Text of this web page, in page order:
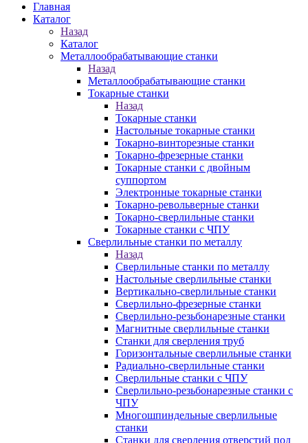
Главная
Каталог
Назад
Каталог
Металлообрабатывающие станки
Назад
Металлообрабатывающие станки
Токарные станки
Назад
Токарные станки
Настольные токарные станки
Токарно-винторезные станки
Токарно-фрезерные станки
Токарные станки с двойным
суппортом
Электронные токарные станки
Токарно-револьверные станки
Токарно-сверлильные станки
Токарные станки с ЧПУ
Сверлильные станки по металлу
Назад
Сверлильные станки по металлу
Настольные сверлильные станки
Вертикально-сверлильные станки
Сверлильно-фрезерные станки
Сверлильно-резьбонарезные станки
Магнитные сверлильные станки
Станки для сверления труб
Горизонтальные сверлильные станки
Радиально-сверлильные станки
Сверлильные станки с ЧПУ
Сверлильно-резьбонарезные станки с
ЧПУ
Многошпиндельные сверлильные
станки
Станки для сверления отверстий под